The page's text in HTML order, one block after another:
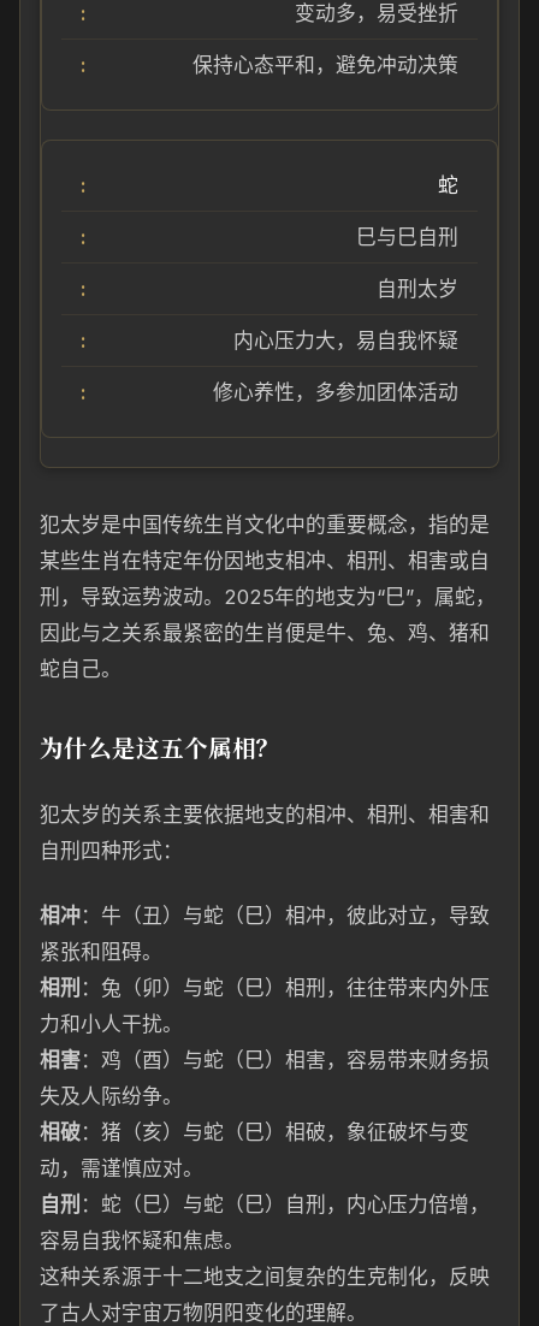
变动多，易受挫折
保持心态平和，避免冲动决策
蛇
巳与巳自刑
自刑太岁
内心压力大，易自我怀疑
修心养性，多参加团体活动
犯太岁是中国传统生肖文化中的重要概念，指的是
某些生肖在特定年份因地支相冲、相刑、相害或自
刑，导致运势波动。2025年的地支为“巳”，属蛇，
因此与之关系最紧密的生肖便是牛、兔、鸡、猪和
蛇自己。
为什么是这五个属相？
犯太岁的关系主要依据地支的相冲、相刑、相害和
自刑四种形式：
相冲：牛（丑）与蛇（巳）相冲，彼此对立，导致
紧张和阻碍。
相刑 ：兔（卯）与蛇（巳）相刑，往往带来内外压
力和小人干扰。
相害：鸡（酉）与蛇（巳）相害，容易带来财务损
失及人际纷争。
相破：猪（亥）与蛇（巳）相破，象征破坏与变
动，需谨慎应对。
自刑 ：蛇（巳）与蛇（巳）自刑，内心压力倍增，
容易自我怀疑和焦虑。
这种关系源于十二地支之间复杂的生克制化，反映
了古人对宇宙万物阴阳变化的理解。